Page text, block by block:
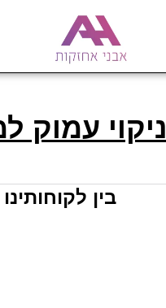
ניקוי עמוק
בין לקוחותינו